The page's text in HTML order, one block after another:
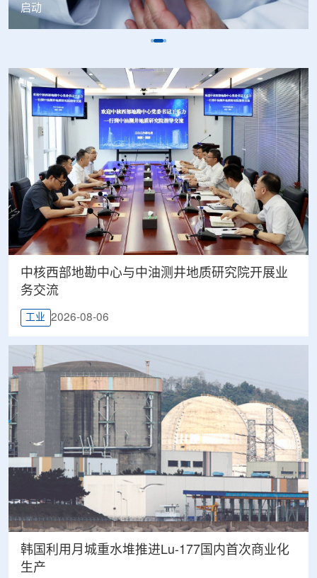
启动
中核西部地勘中心与中油测井地质研究院开展业
务交流
工业 2026-08-06
韩国利用月城重水堆推进Lu-177国内首次商业化
生产